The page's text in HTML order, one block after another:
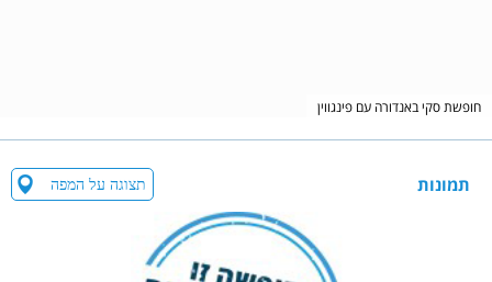
חופשת סקי באנדורה עם פינגווין
תמונות